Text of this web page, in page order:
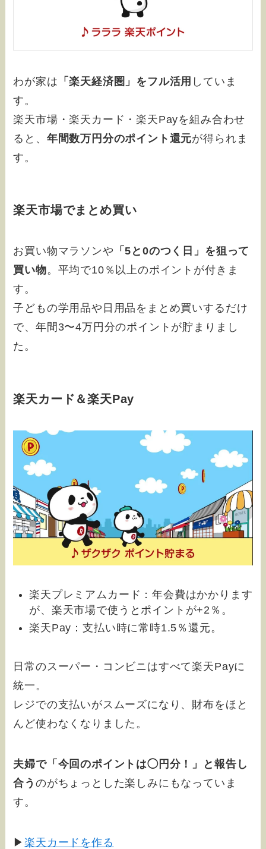
わが家は 「楽天経済圏」をフル活用 していま
す。
楽天市場・楽天カード・楽天Payを組み合わせ
ると、 年間数万円分のポイント還元が得られま
す。
楽天市場でまとめ買い
お買い物マラソンや 「5と0のつく日」を狙って
買い物。平均で10％以上のポイントが付きま
す。
子どもの学用品や日用品をまとめ買いするだけ
で、年間3〜4万円分のポイントが貯まりまし
た。
楽天カード＆楽天Pay
楽天プレミアムカード：年会費はかかります
が、楽天市場で使うとポイントが+2％。
楽天Pay：支払い時に常時1.5％還元。
日常のスーパー・コンビニはすべて楽天Payに
統一。
レジでの支払いがスムーズになり、財布をほと
んど使わなくなりました。
夫婦で「今回のポイントは◯円分！」と報告し
合うのがちょっとした楽しみにもなっていま
す。
▶楽天カードを作る